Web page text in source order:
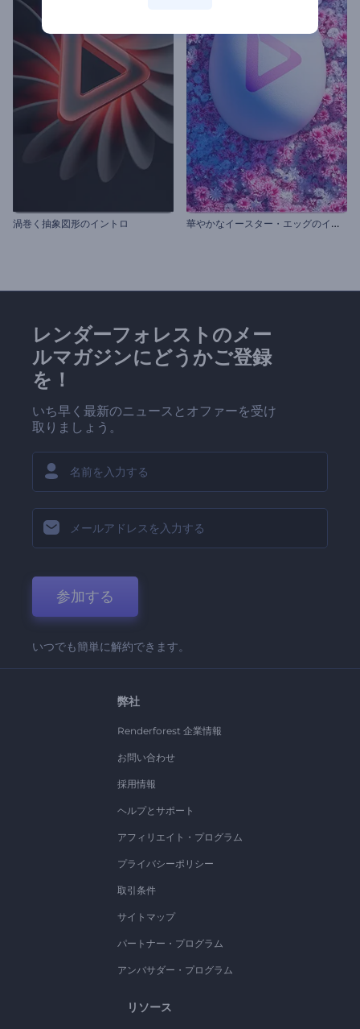
渦巻く抽象図形のイントロ 華
やかなイースター・エッグのイントロ動画
レンダーフォレストのメー
ルマガジンにどうかご登録
を！
いち早く最新のニュースとオファーを受け
取りましょう。
参加する
いつでも簡単に解約できます。
弊社
Renderforest 企業情報
お問い合わせ
採用情報
ヘルプとサポート
アフィリエイト・プログラム
プライバシーポリシー
取引条件
サイトマップ
パートナー・プログラム
アンバサダー・プログラム
リソース